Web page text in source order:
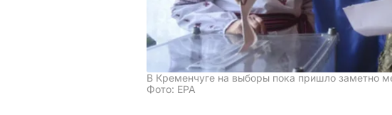
В Кременчуге на выборы пока пришло заметно
Фото: EPA